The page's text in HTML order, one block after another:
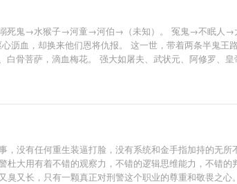
鬼→水猴子→河童→河伯→（未知）。 冤鬼→不眠人→
沥血，却换来他们恩将仇报。 这一世，带着两条半鬼
骨菩萨，滴血梅花。 强大如屠夫、武状元、阿修罗、
没有任何重生装逼打脸，没有系统和金手指加持的无
大用有着不错的观察力，不错的逻辑思维能力，不错
又长，只有一颗真正对刑警这个职业的尊重和敬畏之